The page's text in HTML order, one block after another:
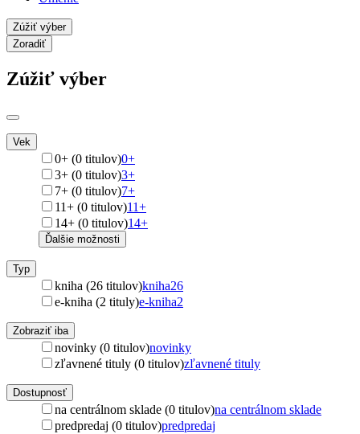
Zúžiť výber
Zoradiť
Zúžiť výber
Vek
0+ (0 titulov)0+
3+ (0 titulov)3+
7+ (0 titulov)7+
11+ (0 titulov)11+
14+ (0 titulov)14+
Ďalšie možnosti
Typ
kniha (26 titulov)kniha26
e-kniha (2 tituly)e-kniha2
Zobraziť iba
novinky (0 titulov)novinky
zľavnené tituly (0 titulov)zľavnené tituly
Dostupnosť
na centrálnom sklade (0 titulov)na centrálnom sklade
predpredaj (0 titulov)predpredaj